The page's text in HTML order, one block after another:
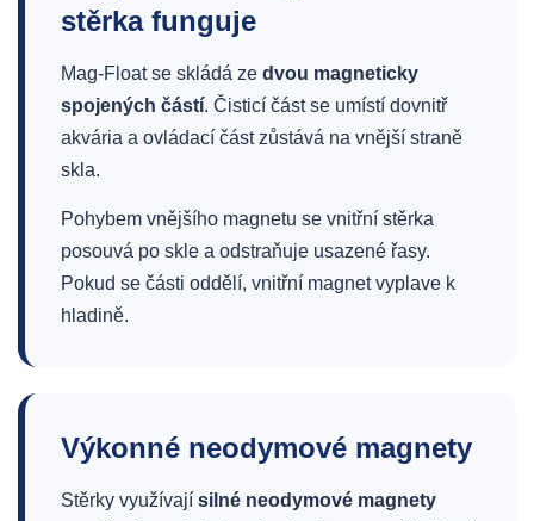
stěrka funguje
Mag-Float se skládá ze dvou magneticky
spojených částí. Čisticí část se umístí dovnitř
akvária a ovládací část zůstává na vnější straně
skla.
Pohybem vnějšího magnetu se vnitřní stěrka
posouvá po skle a odstraňuje usazené řasy.
Pokud se části oddělí, vnitřní magnet vyplave k
hladině.
Výkonné neodymové magnety
Stěrky využívají silné neodymové magnety